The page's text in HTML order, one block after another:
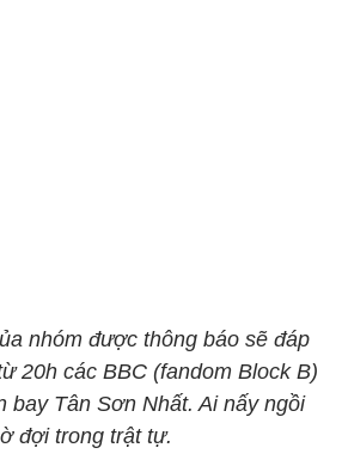
nhóm được thông báo sẽ đáp
20h các BBC (fandom Block B)
bay Tân Sơn Nhất. Ai nấy ngồi
đợi trong trật tự.